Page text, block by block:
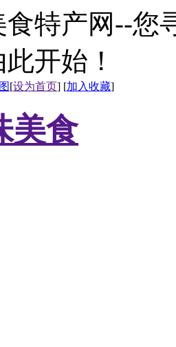
食特产网--您
开始！
[设为首页] [加入收藏]